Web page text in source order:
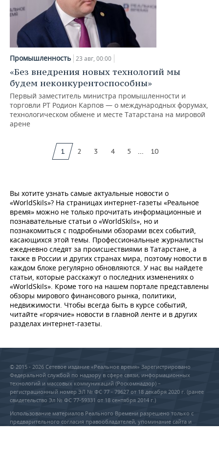
Промышленность 23 авг, 00:00
«Без внедрения новых технологий мы
будем неконкурентоспособны»
Первый заместитель министра промышленности и
торговли РТ Родион Карпов — о международных форумах,
технологическом обмене и месте Татарстана на мировой
арене
1 2 3 4 5 ... 10
Вы хотите узнать самые актуальные новости о
«WorldSkils»? На страницах интернет-газеты «Реальное
время» можно не только прочитать информационные и
познавательные статьи о «WorldSkils», но и
познакомиться с подробными обзорами всех событий,
касающихся этой темы. Профессиональные журналисты
ежедневно следят за происшествиями в Татарстане, а
также в России и других странах мира, поэтому новости в
каждом блоке регулярно обновляются. У нас вы найдете
статьи, которые расскажут о последних изменениях о
«WorldSkils». Кроме того на нашем портале представлены
обзоры мирового финансового рынка, политики,
недвижимости. Чтобы всегда быть в курсе событий,
читайте «горячие» новости в главной ленте и в других
разделах интернет-газеты.
© 2015 - 2026 Сетевое издание «Реальное время» Зарегистрировано
Федеральной службой по надзору в сфере связи, информационных
технологий и массовых коммуникаций (Роскомнадзор) –
регистрационный номер ЭЛ № ФС 77 - 79627 от 18 декабря 2020 г. (ранее
свидетельство Эл № ФС 77-59331 от 18 сентября 2014 г.)
Использование материалов Реального Времени разрешено только с
предварительного согласия правообладателей, упоминание сайта и